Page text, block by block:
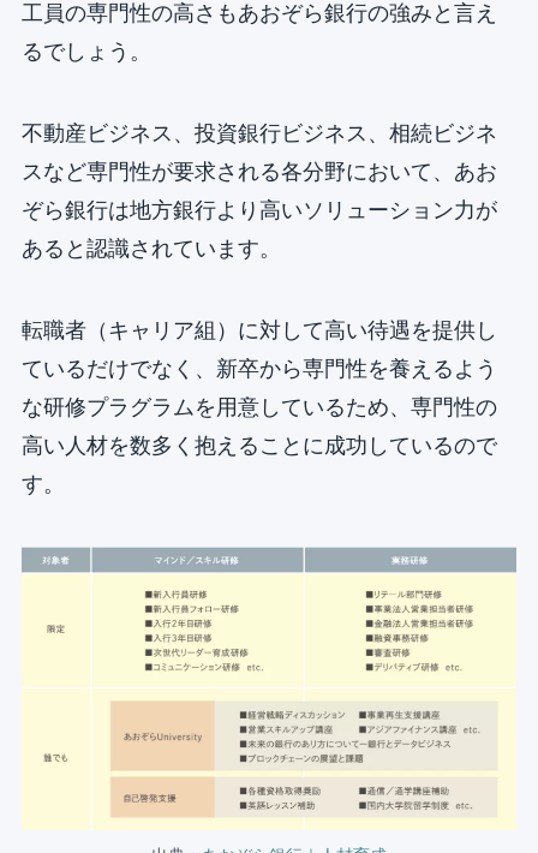
工員の専門性の高さもあおぞら銀行の強みと言え
るでしょう。
不動産ビジネス、投資銀行ビジネス、相続ビジネ
スなど専門性が要求される各分野において、あお
ぞら銀行は地方銀行より高いソリューション力が
あると認識されています。
転職者（キャリア組）に対して高い待遇を提供し
ているだけでなく、新卒から専門性を養えるよう
な研修プラグラムを用意しているため、専門性の
高い人材を数多く抱えることに成功しているので
す。